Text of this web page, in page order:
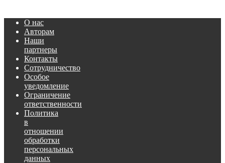
О нас
Авторам
Наши
партнеры
Контакты
Сотрудничество
Особое
уведомление
Ограничение
ответственности
Политика
в
отношении
обработки
персональных
данных